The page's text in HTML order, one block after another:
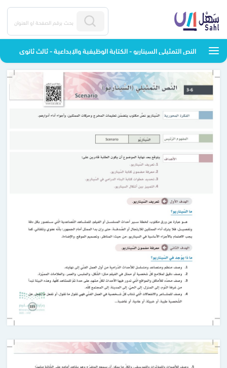
النص التمثيلي السيناريو - الكتابة الوظيفية والإبداعية - ثالث ثانوي